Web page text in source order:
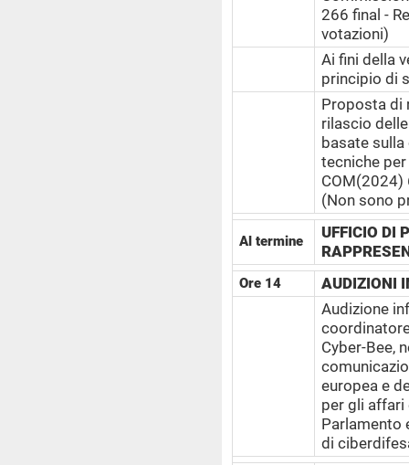
266 final -
votazioni)
Ai fini della
principio di
Proposta di
rilascio
basate
tecniche
(Non sono
Al termine
UFFICIO DI
Ore 14
AUDIZIONI
Audizione
Cyber-Bee,
europea e
per gli affari
Parlamento
di